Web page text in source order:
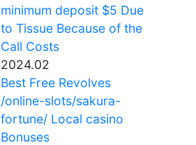
minimum deposit $5 Due
to Tissue Because of the
Call Costs
2024.02
Best Free Revolves
/online-slots/sakura-
fortune/ Local casino
Bonuses